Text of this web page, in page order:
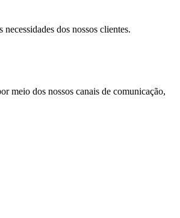
dos nossos clientes.
meio dos nossos canais de comunicação,